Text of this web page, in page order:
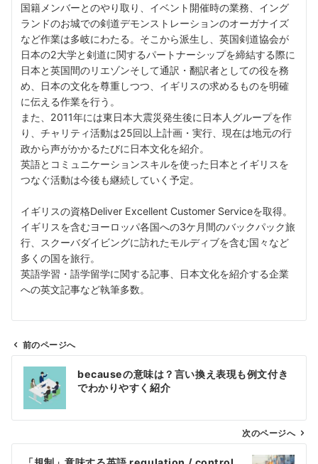
国籍メンバーとのやり取り、イベント開催時の業務、イング
ランドのお城での剣道デモンストレーションのオーガナイズ
など作業は多岐にわたる。そこから派生し、英国剣道協会が
日本の2大学と剣道に関するパートナーシップを締結する際に
日本と英国間のリエゾンそして通訳・翻訳者としての役を務
め、日本の文化を尊重しつつ、イギリスの求めるものを明確
に伝える作業を行う。
また、2011年には東日本大震災発生後に日本人グループを作
り、チャリティ活動は25回以上計画・実行、現在は地元の行
政から声がかかるたびに日本文化を紹介。
英語とコミュニケーションスキルを使った日本とイギリスを
つなぐ活動は今後も継続していく予定。
イギリスの資格Deliver Excellent Customer Serviceを取得。
イギリスを含むヨーロッパ各国への3ケ月間のバックパック旅
行、スクーバダイビングに訪れたモルディブを含む国々など
多くの国を旅行。
英語学習・語学留学に関する記事、日本文化を紹介する企業
への英文記事など執筆多数。
前のページへ
becauseの意味は？言い換え表現も例文付き
でわかりやすく紹介
次のページへ